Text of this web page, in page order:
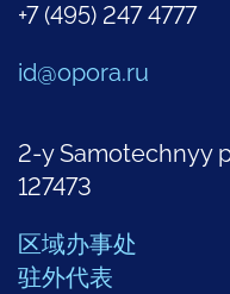
+7 (495) 247 4777
id@opora.ru
2-y Samotechnyy
127473
区域办事处
驻外代表